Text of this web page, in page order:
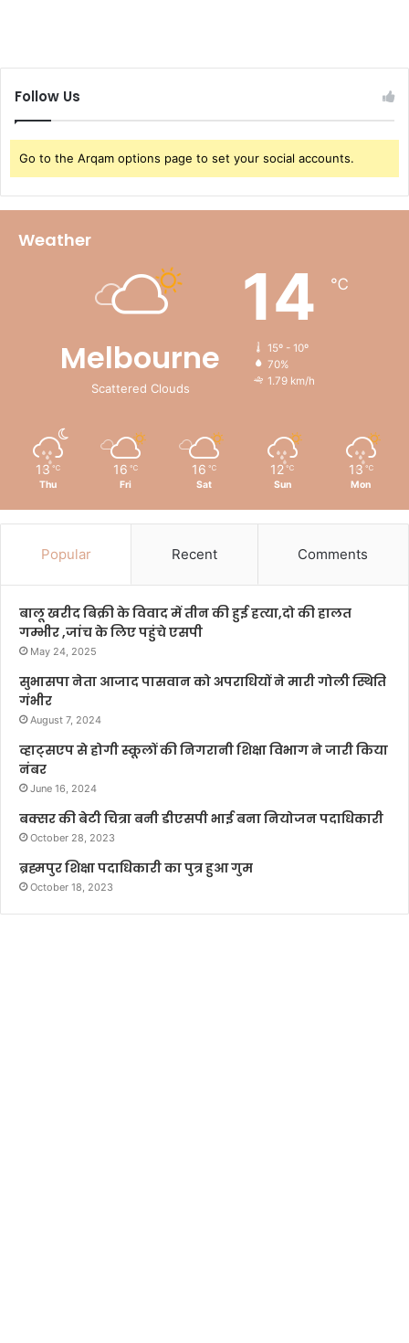
Follow Us
Go to the Arqam options page to set your social accounts.
Weather
Melbourne
Scattered Clouds
14 ℃
15º - 10º
70%
1.79 km/h
13 ℃
Thu
16 ℃
Fri
16 ℃
Sat
12 ℃
Sun
13 ℃
Mon
Popular Recent Comments
बालू खरीद बिक्री के विवाद में तीन की हुई हत्या,दो की हालत
गम्भीर ,जांच के लिए पहुंचे एसपी
May 24, 2025
सुभासपा नेता आजाद पासवान को अपराधियों ने मारी गोली स्थिति
गंभीर
August 7, 2024
व्हाट्सएप से होगी स्कूलों की निगरानी शिक्षा विभाग ने जारी किया
नंबर
June 16, 2024
बक्सर की बेटी चित्रा बनी डीएसपी भाई बना नियोजन पदाधिकारी
October 28, 2023
ब्रह्मपुर शिक्षा पदाधिकारी का पुत्र हुआ गुम
October 18, 2023